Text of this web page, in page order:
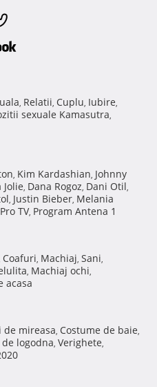
, Relatii, Cuplu, Iubire,
sexuale Kamasutra,
, Kim Kardashian, Johnny
, Dana Rogoz, Dani Otil,
, Justin Bieber, Melania
TV, Program Antena 1
Coafuri, Machiaj, Sani,
, Machiaj ochi,
acasa
de mireasa, Costume de baie,
logodna, Verighete,